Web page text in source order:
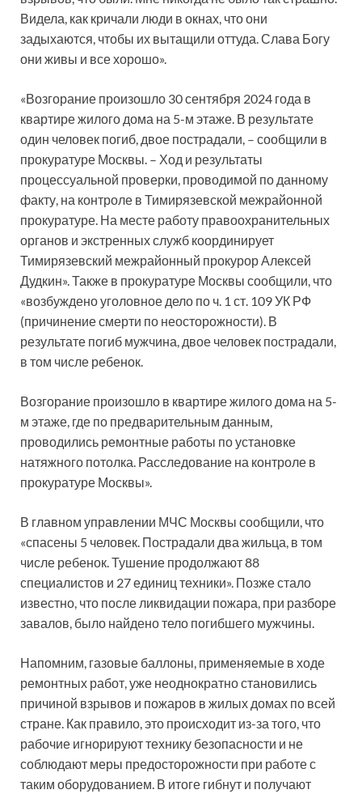
Видела, как кричали люди в окнах, что они
задыхаются, чтобы их вытащили оттуда. Слава Богу
они живы и все хорошо».
«Возгорание произошло 30 сентября 2024 года в
квартире жилого дома на 5-м этаже. В результате
один человек погиб, двое пострадали, – сообщили в
прокуратуре Москвы. – Ход и результаты
процессуальной проверки, проводимой по данному
факту, на контроле в Тимирязевской межрайонной
прокуратуре. На месте работу правоохранительных
органов и экстренных служб координирует
Тимирязевский межрайонный прокурор Алексей
Дудкин». Также в прокуратуре Москвы сообщили, что
«возбуждено уголовное дело по ч. 1 ст. 109 УК РФ
(причинение смерти по неосторожности). В
результате погиб мужчина, двое человек пострадали,
в том числе ребенок.
Возгорание произошло в квартире жилого дома на 5-
м этаже, где по предварительным данным,
проводились ремонтные работы по установке
натяжного потолка. Расследование на контроле в
прокуратуре Москвы».
В главном управлении МЧС Москвы сообщили, что
«спасены 5 человек. Пострадали два жильца, в том
числе ребенок. Тушение продолжают 88
специалистов и 27 единиц техники». Позже стало
известно, что после ликвидации пожара, при разборе
завалов, было найдено тело погибшего мужчины.
Напомним, газовые баллоны, применяемые в ходе
ремонтных работ, уже неоднократно становились
причиной взрывов и пожаров в жилых домах по всей
стране. Как правило, это происходит из-за того, что
рабочие игнорируют технику безопасности и не
соблюдают меры предосторожности при работе с
таким оборудованием. В итоге гибнут и получают